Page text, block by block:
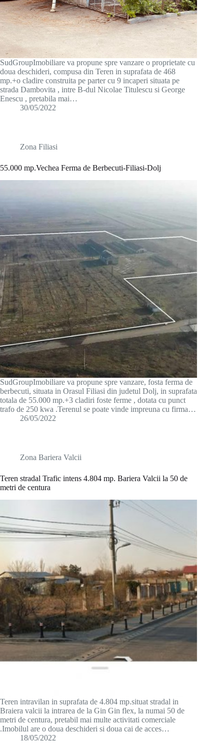
SudGroupImobiliare va propune spre vanzare o proprietate cu
doua deschideri, compusa din Teren in suprafata de 468
mp.+o cladire construita pe parter cu 9 incaperi situata pe
strada Dambovita , intre B-dul Nicolae Titulescu si George
Enescu , pretabila mai…
30/05/2022
Zona Filiasi
55.000 mp.Vechea Ferma de Berbecuti-Filiasi-Dolj
SudGroupImobiliare va propune spre vanzare, fosta ferma de
berbecuti, situata in Orasul Filiasi din judetul Dolj, in suprafata
totala de 55.000 mp.+3 cladiri foste ferme , dotata cu punct
trafo de 250 kwa .Terenul se poate vinde impreuna cu firma…
26/05/2022
Zona Bariera Valcii
Teren stradal Trafic intens 4.804 mp. Bariera Valcii la 50 de
metri de centura
Teren intravilan in suprafata de 4.804 mp.situat stradal in
Braiera valcii la intrarea de la Gin Gin flex, la numai 50 de
metri de centura, pretabil mai multe activitati comerciale
.Imobilul are o doua deschideri si doua cai de acces…
18/05/2022